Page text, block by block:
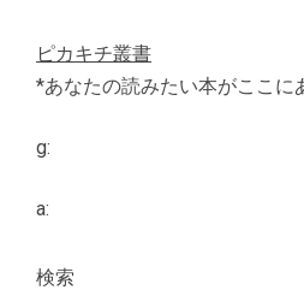
ピカキチ叢書
*あなたの読みたい本がここに
g:
a:
検索